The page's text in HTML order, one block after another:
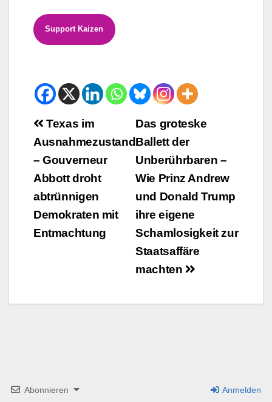
Support Kaizen
Beitrags-
Navigation
Das groteske
Ballett der
Unberührbaren –
Wie Prinz Andrew
und Donald Trump
ihre eigene
Schamlosigkeit zur
Staatsaffäre
machten
Texas im
Ausnahmezustand
– Gouverneur
Abbott droht
abtrünnigen
Demokraten mit
Entmachtung
Abonnieren Anmelden